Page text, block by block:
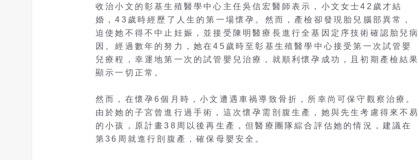
收治小文的彰基生殖醫學中心主任吳信宏醫師表示，小文女士42歲才結
婚，43歲時經歷了人生的第一場懷孕。然而，產檢卻發現胎兒腦部異常，
迫使她不得不中止妊娠，並接受陳明醫療長進行全基因定序技術確認胎兒病
因。經過數年的努力，她在45歲時至彰基生殖醫學中心接受第一次試管嬰
兒療程，幸運地第一次的試管嬰兒治療，就順利懷孕成功，且初期產檢結果
顯示一切正常。
然而，在懷孕6個月時，小文遭遇車禍導致骨折，所幸尚可保守觀察治療。
由於她的子宮曾進行過手術，這次懷孕需剖腹生產，她與先生考慮得來不易
的小孩，原計畫38周以後再生產，但醫療團隊綜合評估她的情況，建議在
第36周就進行剖腹產，確保母嬰安全。